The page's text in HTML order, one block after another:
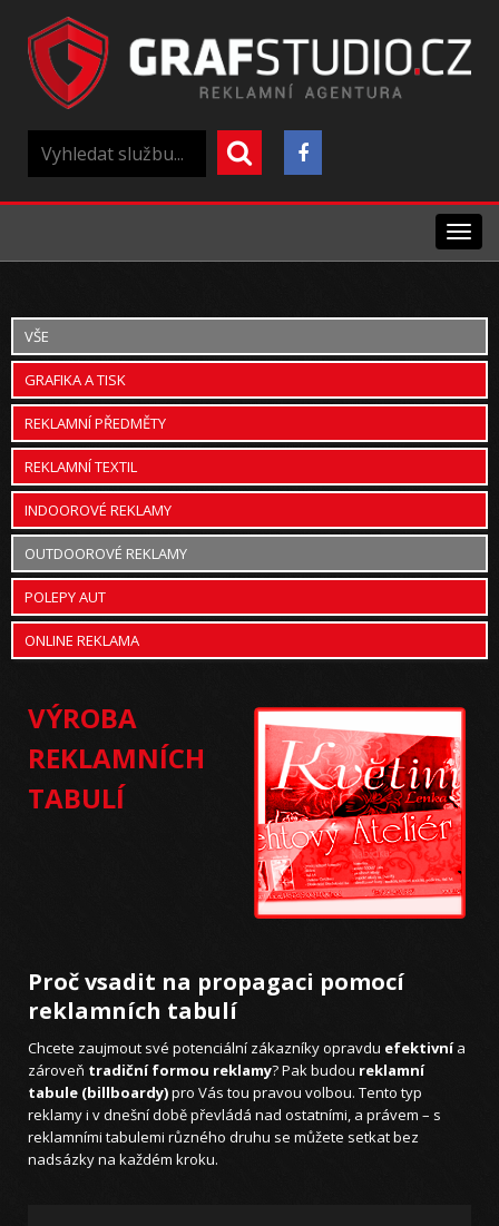
Menu
VŠE
GRAFIKA A TISK
REKLAMNÍ PŘEDMĚTY
REKLAMNÍ TEXTIL
INDOOROVÉ REKLAMY
OUTDOOROVÉ REKLAMY
POLEPY AUT
ONLINE REKLAMA
VÝROBA
REKLAMNÍCH
TABULÍ
Proč vsadit na propagaci pomocí
reklamních tabulí
Chcete zaujmout své potenciální zákazníky opravdu efektivnía
zároveň tradiční formou reklamy? Pak budou reklamní
tabule (billboardy)pro Vás tou pravou volbou. Tento typ
reklamy i v dnešní době převládá nad ostatními, a právem – s
reklamními tabulemi různého druhu se můžete setkat bez
nadsázky na každém kroku.